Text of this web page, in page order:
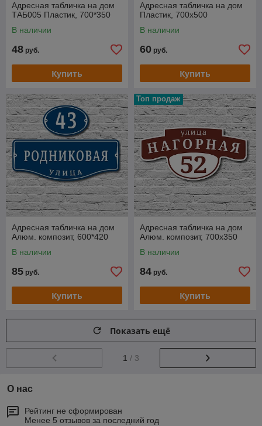
Адресная табличка на дом
ТАБ005 Пластик, 700*350
В наличии
48 руб.
Купить
Адресная табличка на дом
Пластик, 700х500
В наличии
60 руб.
Купить
Адресная табличка на дом
Алюм. композит, 600*420
В наличии
85 руб.
Купить
Топ продаж
Адресная табличка на дом
Алюм. композит, 700х350
В наличии
84 руб.
Купить
Показать ещё
1 / 3
О нас
Рейтинг не сформирован
Менее 5 отзывов за последний год